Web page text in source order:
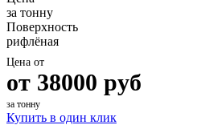
за тонну
Поверхность
рифлёная
Цена от
от 38000 руб
за тонну
Купить в один клик